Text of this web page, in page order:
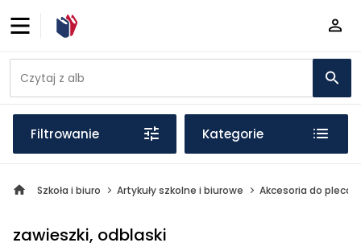
Filtrowanie Kategorie
Szkoła i biuro Artykuły szkolne i biurowe Akcesoria do
zawieszki, odblaski